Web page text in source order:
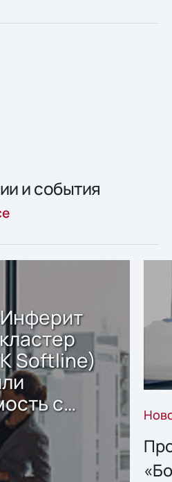
и события
Softline)
с
для